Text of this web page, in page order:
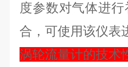
度参数对气体进
合，可使用该仪表
涡轮流量计的技术